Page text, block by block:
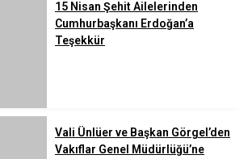
15 Nisan Şehit Ailelerinden
Cumhurbaşkanı Erdoğan’a
Teşekkür
Vali Ünlüer ve Başkan Görgel’den
Vakıflar Genel Müdürlüğü’ne